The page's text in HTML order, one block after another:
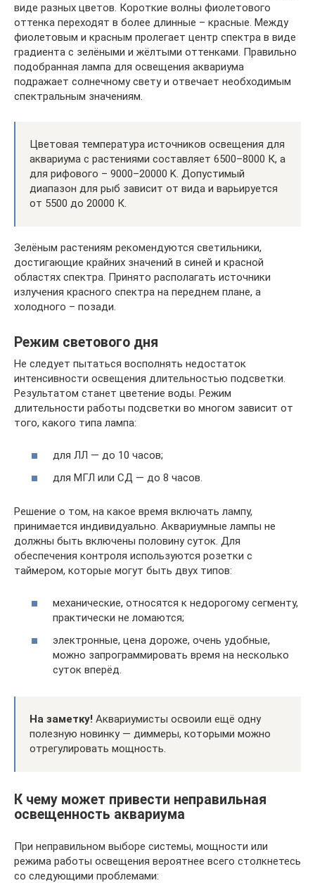
виде разных цветов. Короткие волны фиолетового
оттенка переходят в более длинные – красные. Между
фиолетовым и красным пролегает центр спектра в виде
градиента с зелёными и жёлтыми оттенками. Правильно
подобранная лампа для освещения аквариума
подражает солнечному свету и отвечает необходимым
спектральным значениям.
Цветовая температура источников освещения для
аквариума с растениями составляет 6500–8000 К, а
для рифового – 9000–20000 K. Допустимый
диапазон для рыб зависит от вида и варьируется
от 5500 до 20000 К.
Зелёным растениям рекомендуются светильники,
достигающие крайних значений в синей и красной
областях спектра. Принято располагать источники
излучения красного спектра на переднем плане, а
холодного – позади.
Режим светового дня
Не следует пытаться восполнять недостаток
интенсивности освещения длительностью подсветки.
Результатом станет цветение воды. Режим
длительности работы подсветки во многом зависит от
того, какого типа лампа:
для ЛЛ — до 10 часов;
для МГЛ или СД — до 8 часов.
Решение о том, на какое время включать лампу,
принимается индивидуально. Аквариумные лампы не
должны быть включены половину суток. Для
обеспечения контроля используются розетки с
таймером, которые могут быть двух типов:
механические, относятся к недорогому сегменту,
практически не ломаются;
электронные, цена дороже, очень удобные,
можно запрограммировать время на несколько
суток вперёд.
На заметку! Аквариумисты освоили ещё одну
полезную новинку — диммеры, которыми можно
отрегулировать мощность.
К чему может привести неправильная
освещенность аквариума
При неправильном выборе системы, мощности или
режима работы освещения вероятнее всего столкнетесь
со следующими проблемами: